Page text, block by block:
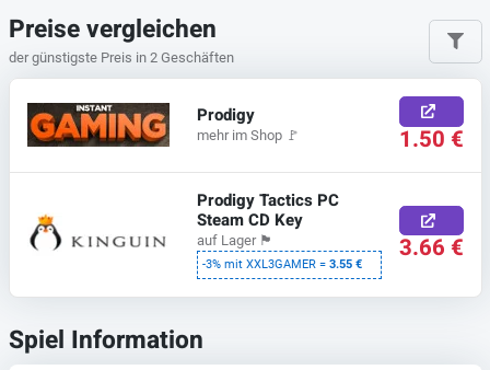
Preise vergleichen
der günstigste Preis in 2 Geschäften
Prodigy
mehr im Shop 🚩 1.50 €
Prodigy Tactics PC
Steam CD Key
auf Lager 🏴
-3% mit XXL3GAMER =3.55 € 3.66 €
Spiel Information